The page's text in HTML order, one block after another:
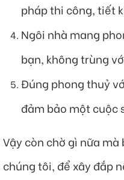
pháp thi công, tiết
Ngôi nhà mang
bạn, không trùng
Đúng phong thuỷ
đảm bảo một cuộc
Vậy còn chờ gì nữa
chúng tôi, để xây đắp